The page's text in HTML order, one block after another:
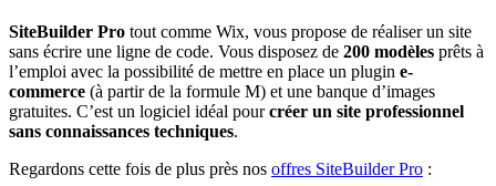
SiteBuilder Pro tout comme Wix, vous propose de réaliser un site
sans écrire une ligne de code. Vous disposez de 200 modèles prêts à
l’emploi avec la possibilité de mettre en place un plugin e-
commerce (à partir de la formule M) et une banque d’images
gratuites. C’est un logiciel idéal pourcréer un site professionnel
sans connaissances techniques.
Regardons cette fois de plus près nos offres SiteBuilder Pro :